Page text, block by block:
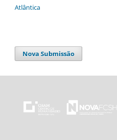
Atlântica
Nova Submissão